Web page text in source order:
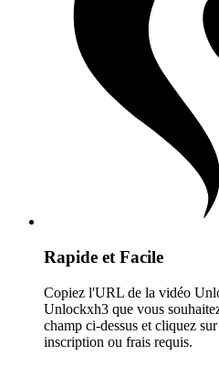
Rapide et Facile
Copiez l'URL de la vidéo
Unlockxh3 que vous
champ ci-dessus et cliquez
inscription ou frais requis.